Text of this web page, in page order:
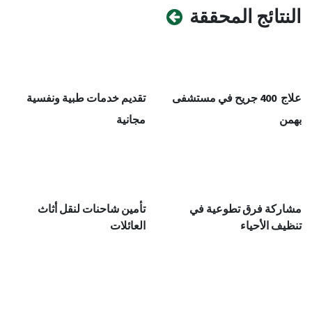
النتائج المحققة
علاج 400 جريح في مستشفى
بهمن
تقديم خدمات طبية ونفسية
مجانية​
مشاركة فرق تطوعية في
تنظيف الأحياء
تأمين شاحنات لنقل أثاث
العائلات